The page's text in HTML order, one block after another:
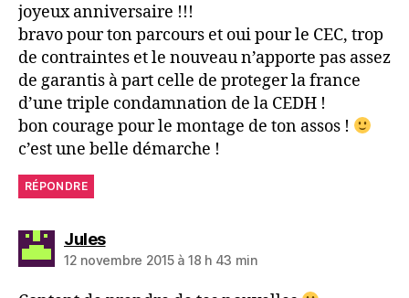
joyeux anniversaire !!!
bravo pour ton parcours et oui pour le CEC, trop
de contraintes et le nouveau n’apporte pas assez
de garantis à part celle de proteger la france
d’une triple condamnation de la CEDH !
bon courage pour le montage de ton assos !
c’est une belle démarche !
RÉPONDRE
Julesdit :
12 novembre 2015 à 18 h 43 min